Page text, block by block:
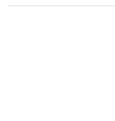
4,5